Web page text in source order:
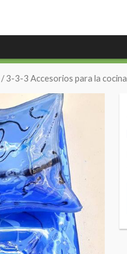
/3-3-3 Accesorios para la cocina